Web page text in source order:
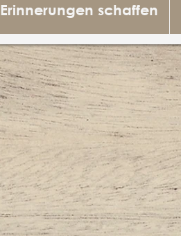
Erinnerungen schaffen